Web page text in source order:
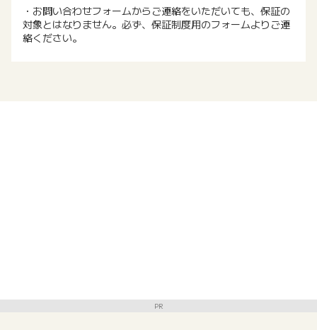
・お問い合わせフォームからご連絡をいただいても、保証の
対象とはなりません。必ず、保証制度用のフォームよりご連
絡ください。
PR